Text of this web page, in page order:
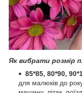
Як вибрати розмір
85*85, 80*90,
для малюків до